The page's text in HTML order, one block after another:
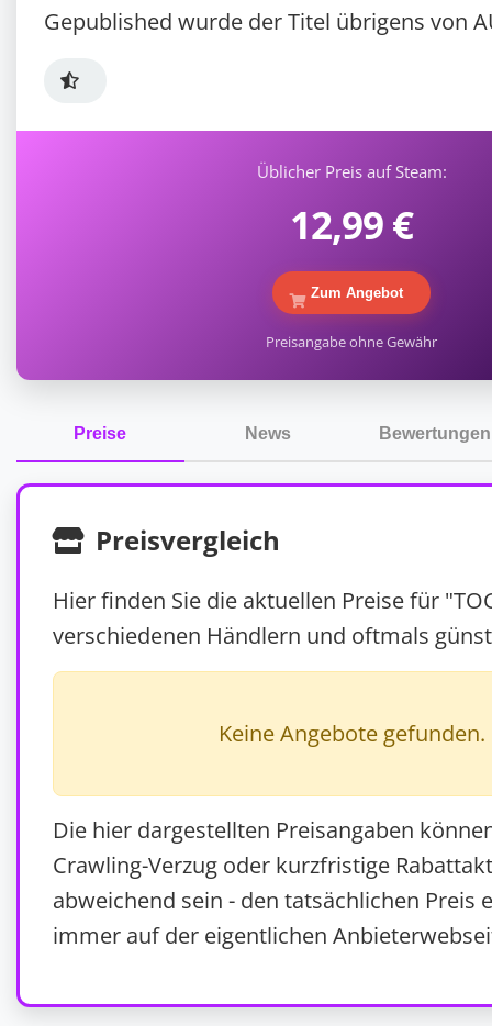
Gepublished wurde der Titel übrigens von
Üblicher Preis auf Steam:
12,99 €
Zum Angebot
Preisangabe ohne Gewähr
Preise News Bewertungen
Preisvergleich
Hier finden Sie die aktuellen Preise für
verschiedenen Händlern und oftmals
Keine Angebote gefunden.
Die hier dargestellten Preisangaben
Crawling-Verzug oder kurzfristige
abweichend sein - den tatsächlichen Preis
immer auf der eigentlichen